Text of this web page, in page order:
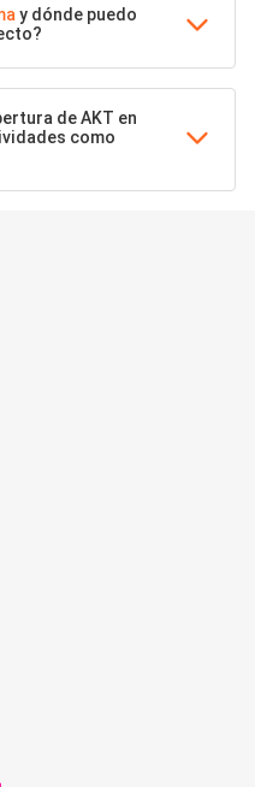
y dónde puedo
de AKT en
como